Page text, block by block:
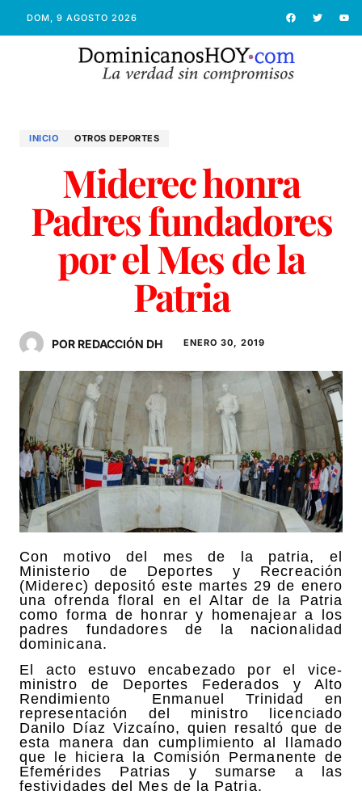
DOM, 9 AGOSTO 2026
INICIO OTROS DEPORTES
Miderec honra
Padres fundadores
por el Mes de la
Patria
POR REDACCIÓN DH ENERO 30, 2019
Con motivo del mes de la patria, el
Ministerio de Deportes y Recreación
(Miderec) depositó este martes 29 de enero
una ofrenda floral en el Altar de la Patria
como forma de honrar y homenajear a los
padres fundadores de la nacionalidad
dominicana.
El acto estuvo encabezado por el vice-
ministro de Deportes Federados y Alto
Rendimiento Enmanuel Trinidad en
representación del ministro licenciado
Danilo Díaz Vizcaíno, quien resaltó que de
esta manera dan cumplimiento al llamado
que le hiciera la Comisión Permanente de
Efemérides Patrias y sumarse a las
festividades del Mes de la Patria.